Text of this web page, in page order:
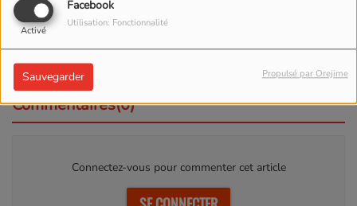
Facebook
Activé
Utilisation: Fonctionnalité
Sauvegarder Propulsé par Orejime
Commentaires(0)
Connectez-vous pour commenter cet article